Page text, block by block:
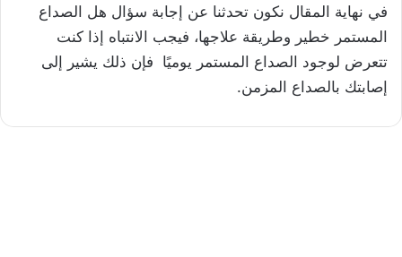
في نهاية المقال نكون تحدثنا عن إجابة سؤال هل الصداع
المستمر خطير وطريقة علاجها، فيجب الانتباه إذا كنت
تتعرض لوجود الصداع المستمر يوميًا فإن ذلك يشير إلى
إصابتك بالصداع المزمن.